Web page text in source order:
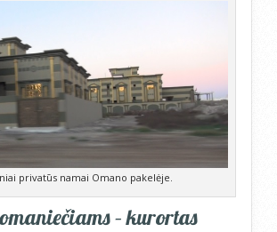
privatūs namai Omano pakelėje.
– kurortas